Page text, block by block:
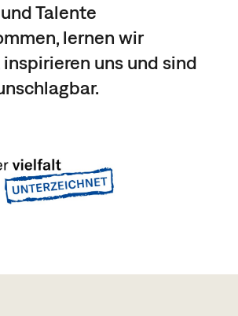
Talente
lernen wir
uns und sind